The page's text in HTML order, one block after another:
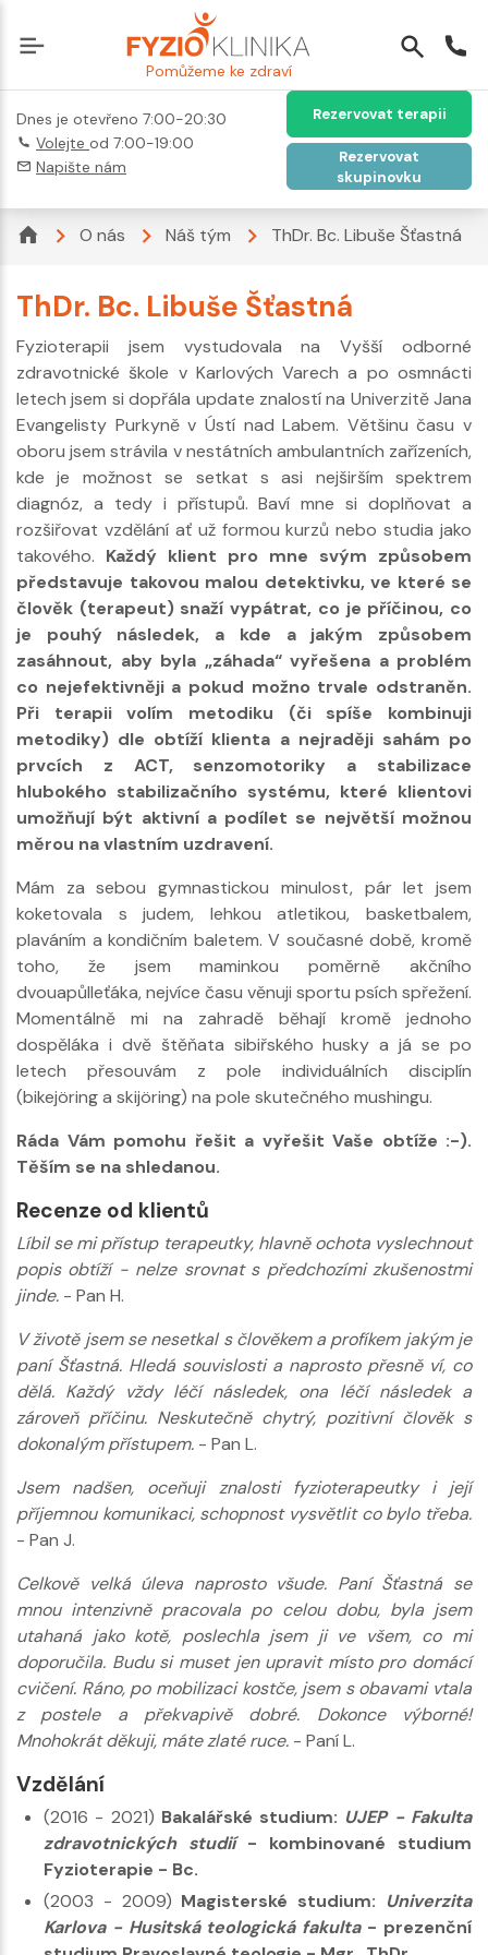
Pomůžeme ke zdraví
Dnes je otevřeno 7:00-20:30
Volejte od 7:00-19:00
Napište nám
Rezervovat terapii
Rezervovat
skupinovku
O nás Náš tým ThDr. Bc. Libuše Šťastná
ThDr. Bc. Libuše Šťastná
Fyzioterapii jsem vystudovala na Vyšší odborné
zdravotnické škole v Karlových Varech a po osmnácti
letech jsem si dopřála update znalostí na Univerzitě Jana
Evangelisty Purkyně v Ústí nad Labem. Většinu času v
oboru jsem strávila v nestátních ambulantních zařízeních,
kde je možnost se setkat s asi nejširším spektrem
diagnóz, a tedy i přístupů. Baví mne si doplňovat a
rozšiřovat vzdělání ať už formou kurzů nebo studia jako
takového. Každý klient pro mne svým způsobem
představuje takovou malou detektivku, ve které se
člověk (terapeut) snaží vypátrat, co je příčinou, co
je pouhý následek, a kde a jakým způsobem
zasáhnout, aby byla „záhada“ vyřešena a problém
co nejefektivněji a pokud možno trvale odstraněn.
Při terapii volím metodiku (či spíše kombinuji
metodiky) dle obtíží klienta a nejraději sahám po
prvcích z ACT, senzomotoriky a stabilizace
hlubokého stabilizačního systému, které klientovi
umožňují být aktivní a podílet se největší možnou
měrou na vlastním uzdravení.
Mám za sebou gymnastickou minulost, pár let jsem
koketovala s judem, lehkou atletikou, basketbalem,
plaváním a kondičním baletem. V současné době, kromě
toho, že jsem maminkou poměrně akčního
dvouapůlleťáka, nejvíce času věnuji sportu psích spřežení.
Momentálně mi na zahradě běhají kromě jednoho
dospěláka i dvě štěňata sibiřského husky a já se po
letech přesouvám z pole individuálních disciplín
(bikejöring a skijöring) na pole skutečného mushingu.
Ráda Vám pomohu řešit a vyřešit Vaše obtíže :-).
Těším se na shledanou.
Recenze od klientů
Líbil se mi přístup terapeutky, hlavně ochota vyslechnout
popis obtíží - nelze srovnat s předchozími zkušenostmi
jinde. - Pan H.
V životě jsem se nesetkal s člověkem a profíkem jakým je
paní Šťastná. Hledá souvislosti a naprosto přesně ví, co
dělá. Každý vždy léčí následek, ona léčí následek a
zároveň příčinu. Neskutečně chytrý, pozitivní člověk s
dokonalým přístupem. - Pan L.
Jsem nadšen, oceňuji znalosti fyzioterapeutky i její
příjemnou komunikaci, schopnost vysvětlit co bylo třeba.
- Pan J.
Celkově velká úleva naprosto všude. Paní Šťastná se
mnou intenzivně pracovala po celou dobu, byla jsem
utahaná jako kotě, poslechla jsem ji ve všem, co mi
doporučila. Budu si muset jen upravit místo pro domácí
cvičení. Ráno, po mobilizaci kostče, jsem s obavami vtala
z postele a překvapivě dobré. Dokonce výborné!
Mnohokrát děkuji, máte zlaté ruce. - Paní L.
Vzdělání
(2016 - 2021) Bakalářské studium: UJEP - Fakulta
zdravotnických studií - kombinované studium
Fyzioterapie - Bc.
(2003 - 2009) Magisterské studium: Univerzita
Karlova - Husitská teologická fakulta - prezenční